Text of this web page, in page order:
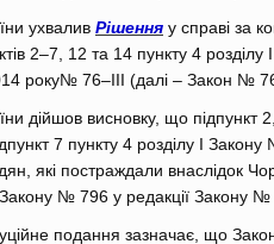
ухвалив Рішення у справі за
2–7, 12 та 14 пункту 4
року№ 76–III (далі – Закон №
дійшов висновку, що
7 пункту 4 розділу І
які постраждали внаслідок
№ 796 у редакції Закону №
подання зазначає, що